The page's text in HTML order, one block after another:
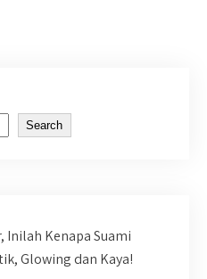
Search
Inilah Kenapa Suami
Glowing dan Kaya!